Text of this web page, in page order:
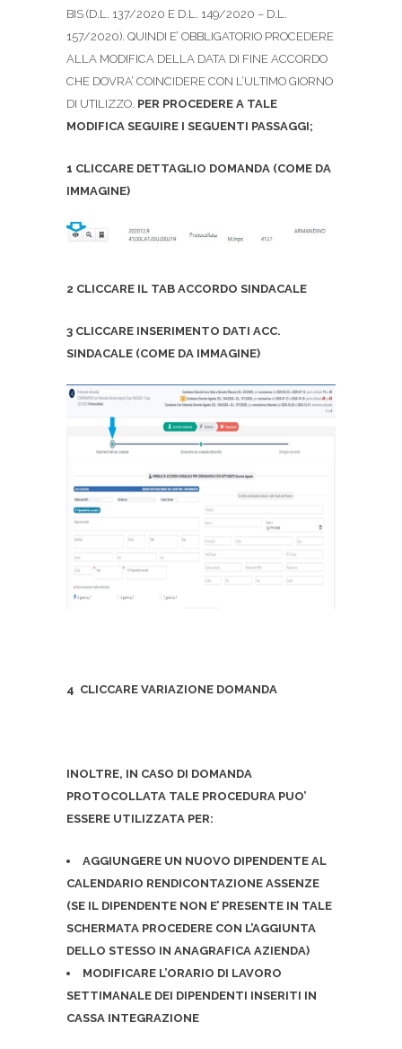
BIS (D.L. 137/2020 E D.L. 149/2020 – D.L.
157/2020). QUINDI E’ OBBLIGATORIO PROCEDERE
ALLA MODIFICA DELLA DATA DI FINE ACCORDO
CHE DOVRA’ COINCIDERE CON L’ULTIMO GIORNO
DI UTILIZZO. PER PROCEDERE A TALE
MODIFICA SEGUIRE I SEGUENTI PASSAGGI;
1 CLICCARE DETTAGLIO DOMANDA (COME DA
IMMAGINE)
2 CLICCARE IL TAB ACCORDO SINDACALE
3 CLICCARE INSERIMENTO DATI ACC.
SINDACALE (COME DA IMMAGINE)
4 CLICCARE VARIAZIONE DOMANDA
INOLTRE, IN CASO DI DOMANDA
PROTOCOLLATA TALE PROCEDURA PUO’
ESSERE UTILIZZATA PER:
AGGIUNGERE UN NUOVO DIPENDENTE AL
CALENDARIO RENDICONTAZIONE ASSENZE
(SE IL DIPENDENTE NON E’ PRESENTE IN TALE
SCHERMATA PROCEDERE CON L’AGGIUNTA
DELLO STESSO IN ANAGRAFICA AZIENDA)
MODIFICARE L’ORARIO DI LAVORO
SETTIMANALE DEI DIPENDENTI INSERITI IN
CASSA INTEGRAZIONE